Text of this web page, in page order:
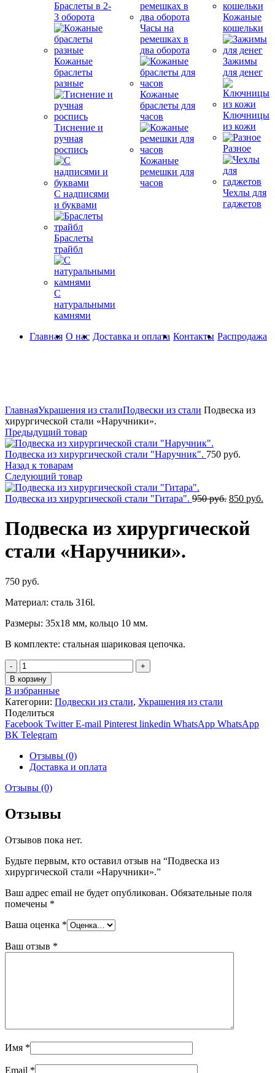
Браслеты в 2-
3 оборота
Кожаные
браслеты
разные
Тиснение и
ручная
роспись
С надписями
и буквами
Браслеты
трайбл
С
натуральными
камнями
Часы на
ремешках в
два оборота
Кожаные
браслеты для
часов
Кожаные
ремешки для
часов
Кожаные
кошельки
Зажимы
для денег
Ключницы
из кожи
Разное
Чехлы для
гаджетов
Главная О нас Доставка и оплата Контакты Распродажа
ГлавнаяУкрашения из сталиПодвески из стали Подвеска из
хирургической стали «Наручники».
Предыдущий товар
Подвеска из хирургической стали "Наручник". 750 руб.
Назад к товарам
Следующий товар
Подвеска из хирургической стали "Гитара". 950руб.
составляла
950
850 руб.
Подвеска из хирургической
стали «Наручники».
750 руб.
Материал: сталь 316l.
Размеры: 35х18 мм, кольцо 10 мм.
В комплекте: стальная шариковая цепочка.
Количество
В корзину
В избранные
Категории: Подвески из стали, Украшения из стали
Поделиться
Facebook Twitter E-mail Pinterest linkedin WhatsApp WhatsApp
ВК Telegram
Отзывы (0)
Доставка и оплата
Отзывы (0)
Отзывы
Отзывов пока нет.
Будьте первым, кто оставил отзыв на “Подвеска из
хирургической стали «Наручники».”
Ваш адрес email не будет опубликован. Обязательные поля
помечены *
Ваша оценка *
Ваш отзыв *
Имя *
Email *